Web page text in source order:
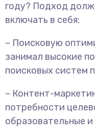
году? Подход
включать в себя:
– Поисковую
занимал высокие
поисковых систем
– Контент-
потребности
образовательные